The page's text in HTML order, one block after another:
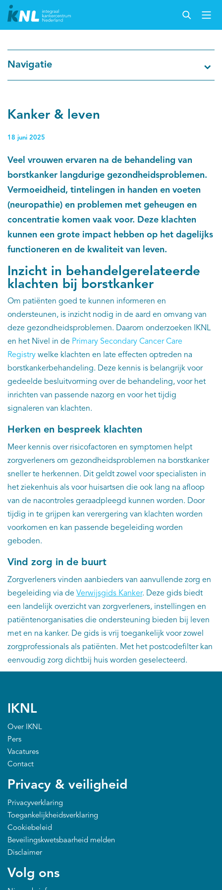
Cijfers over kanker
Over IKNL
Kanker & leven
Palliatieve zorg
Kankeratlas
IKNL and the NCR
Dure geneesmiddelen
Itemsets
Projecten
Trials
EN
Navigatie
Kanker & leven
18 juni 2025
Veel vrouwen ervaren na de behandeling van
borstkanker langdurige gezondheidsproblemen.
Vermoeidheid, tintelingen in handen en voeten
(neuropathie) en problemen met geheugen en
concentratie komen vaak voor. Deze klachten
kunnen een grote impact hebben op het dagelijks
functioneren en de kwaliteit van leven.
Inzicht in behandelgerelateerde
klachten bij borstkanker
Om patiënten goed te kunnen informeren en
ondersteunen, is inzicht nodig in de aard en omvang van
deze gezondheidsproblemen. Daarom onderzoeken IKNL
en het Nivel in de Primary Secondary Cancer Care
Registry welke klachten en late effecten optreden na
borstkankerbehandeling. Deze kennis is belangrijk voor
gedeelde besluitvorming over de behandeling, voor het
inrichten van passende nazorg en voor het tijdig
signaleren van klachten.
Herken en bespreek klachten
Meer kennis over risicofactoren en symptomen helpt
zorgverleners om gezondheidsproblemen na borstkanker
sneller te herkennen. Dit geldt zowel voor specialisten in
het ziekenhuis als voor huisartsen die ook lang na afloop
van de nacontroles geraadpleegd kunnen worden. Door
tijdig in te grijpen kan verergering van klachten worden
voorkomen en kan passende begeleiding worden
geboden.
Vind zorg in de buurt
Zorgverleners vinden aanbieders van aanvullende zorg en
begeleiding via de Verwijsgids Kanker. Deze gids biedt
een landelijk overzicht van zorgverleners, instellingen en
patiëntenorganisaties die ondersteuning bieden bij leven
met en na kanker. De gids is vrij toegankelijk voor zowel
zorgprofessionals als patiënten. Met het postcodefilter kan
eenvoudig zorg dichtbij huis worden geselecteerd.
IKNL
Over IKNL
Pers
Vacatures
Contact
Privacy & veiligheid
Privacyverklaring
Toegankelijkheidsverklaring
Cookiebeleid
Beveilingskwetsbaarheid melden
Disclaimer
Volg ons